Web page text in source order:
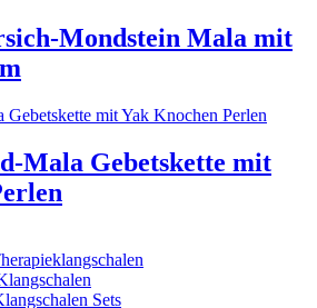
Mondstein Mala mit
Mala Gebetskette mit
Sets